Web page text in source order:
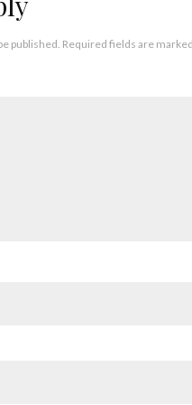
published. Required fields are marked